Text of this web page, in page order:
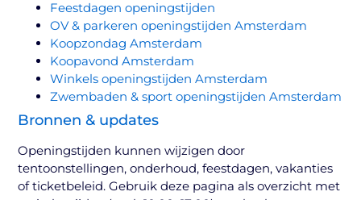
Feestdagen openingstijden
OV & parkeren openingstijden Amsterdam
Koopzondag Amsterdam
Koopavond Amsterdam
Winkels openingstijden Amsterdam
Zwembaden & sport openingstijden Amsterdam
Bronnen & updates
Openingstijden kunnen wijzigen door
tentoonstellingen, onderhoud, feestdagen, vakanties
of ticketbeleid. Gebruik deze pagina als overzicht met